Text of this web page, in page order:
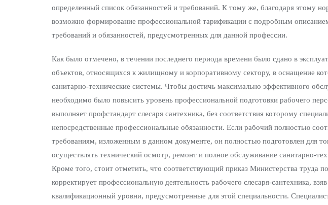
определенный список обязанностей и требований. К тому же, благодаря этому
возможно формирование профессиональной тарификации с подробным
требований и обязанностей, предусмотренных для данной профессии.
Как было отмечено, в течении последнего периода времени было сдано в
объектов, относящихся к жилищному и корпоративному сектору, в оснащение
санитарно-технические системы. Чтобы достичь максимально эффективного
необходимо было повысить уровень профессиональной подготовки рабочего
выполняет профстандарт слесаря сантехника, без соответствия которому
непосредственные профессиональные обязанности. Если рабочий полностью
требованиям, изложенным в данном документе, он полностью подготовлен для
осуществлять технический осмотр, ремонт и полное обслуживание санитарно-
Кроме того, стоит отметить, что соответствующий приказ Министерства труда
корректирует профессиональную деятельность рабочего слесаря-сантехника,
квалификационный уровни, предусмотренные для этой специальности.